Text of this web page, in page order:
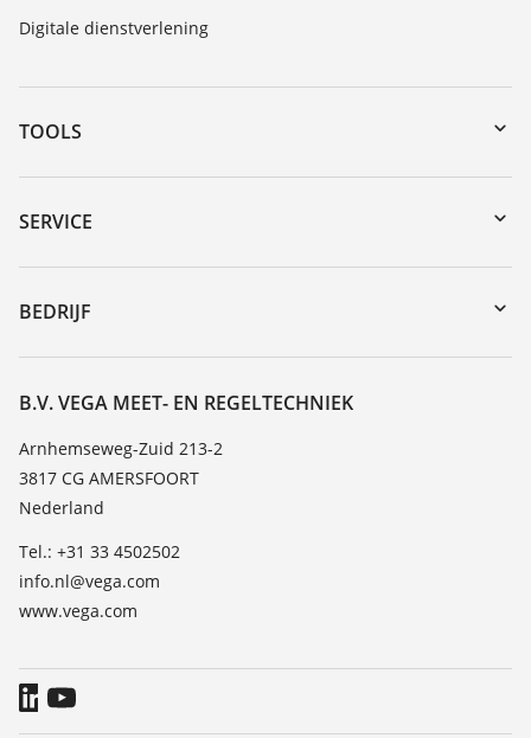
Digitale dienstverlening
TOOLS
myVEGA
Downloads
DTM Collection/PACTware
SERVICE
Reparatieformulier instrument
Seminars
Bestendigheidslijst
TeamViewer
BEDRIJF
Vacature
Over VEGA
Contact
Nieuws
Persberichten
Blog
B.V. VEGA MEET- EN REGELTECHNIEK
Arnhemseweg-Zuid 213-2
3817 CG AMERSFOORT
Nederland
Tel.: +31 33 4502502
info.nl@vega.com
www.vega.com